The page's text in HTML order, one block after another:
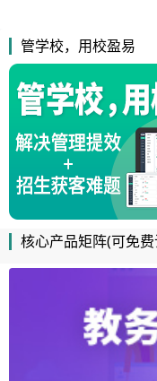
管学校，用校盈易
核心产品矩阵(可免